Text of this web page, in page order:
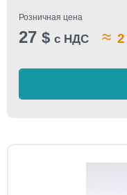
Розничная цена
27 $ с НДС ≈ 2